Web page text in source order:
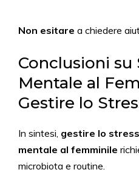
Non esitare a chiedere
Conclusioni su
Mentale al
Gestire lo
In sintesi, gestire lo
mentale al femminile
microbiota e routine.